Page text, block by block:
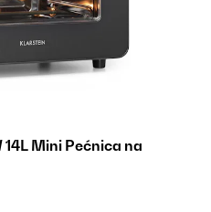
Mini Pećnica na